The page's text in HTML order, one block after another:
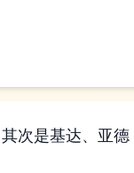
次是基达、亚德